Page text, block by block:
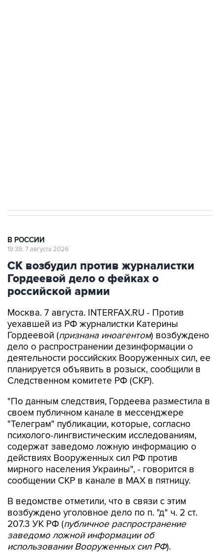
В РОССИИ
19:39, 7 августа 2026
СК возбудил против журналистки
Гордеевой дело о фейках о
российской армии
Москва. 7 августа. INTERFAX.RU - Против
уехавшей из РФ журналистки Катерины
Гордеевой (признана иноагентом) возбуждено
дело о распространении дезинформации о
деятельности российских Вооруженных сил, ее
планируется объявить в розыск, сообщили в
Следственном комитете РФ (СКР).
"По данным следствия, Гордеева разместила в
своем публичном канале в мессенджере
"Телеграм" публикации, которые, согласно
психолого-лингвистическим исследованиям,
содержат заведомо ложную информацию о
действиях Вооруженных сил РФ против
мирного населения Украины", - говорится в
сообщении СКР в канале в MAX в пятницу.
В ведомстве отметили, что в связи с этим
возбуждено уголовное дело по п. "д" ч. 2 ст.
207.3 УК РФ (публичное распространение
заведомо ложной информации об
использовании Вооруженных сил РФ).